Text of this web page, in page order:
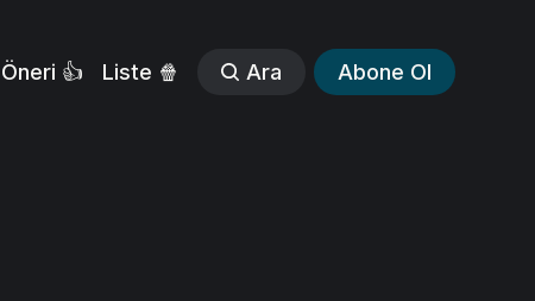
Öneri 👍 Liste 🍿 Ara Abone Ol